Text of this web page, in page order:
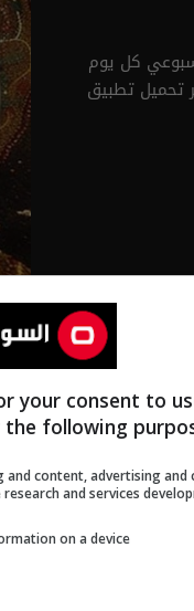
كل يوم
تحميل تطبيق
your consent to
following
and content, advertising and
and services
on a device